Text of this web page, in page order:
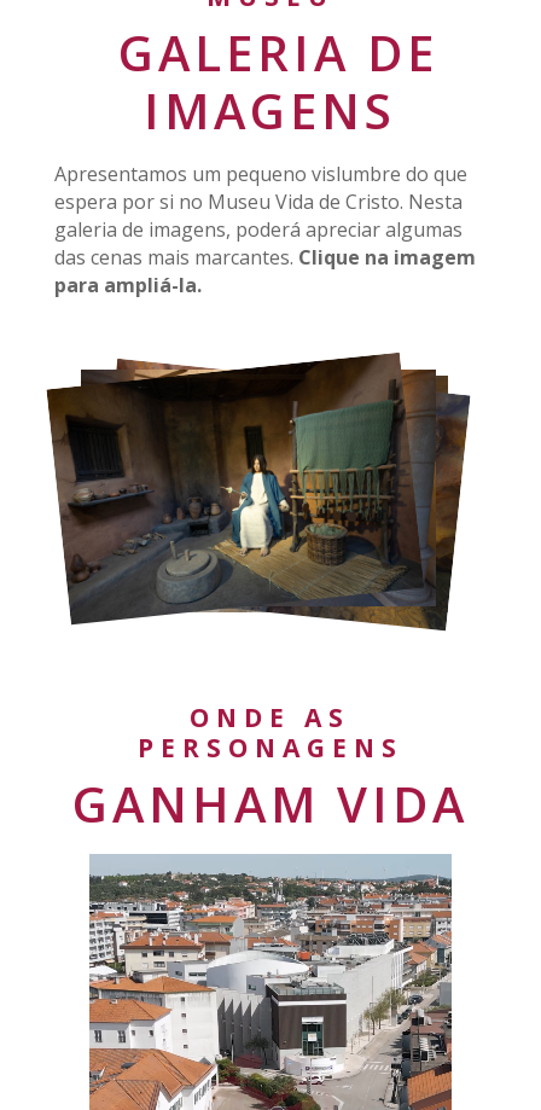
GALERIA DE
IMAGENS
Apresentamos um pequeno vislumbre do que
espera por si no Museu Vida de Cristo. Nesta
galeria de imagens, poderá apreciar algumas
das cenas mais marcantes. Clique na imagem
para ampliá-la.
ONDE AS
PERSONAGENS
GANHAM VIDA